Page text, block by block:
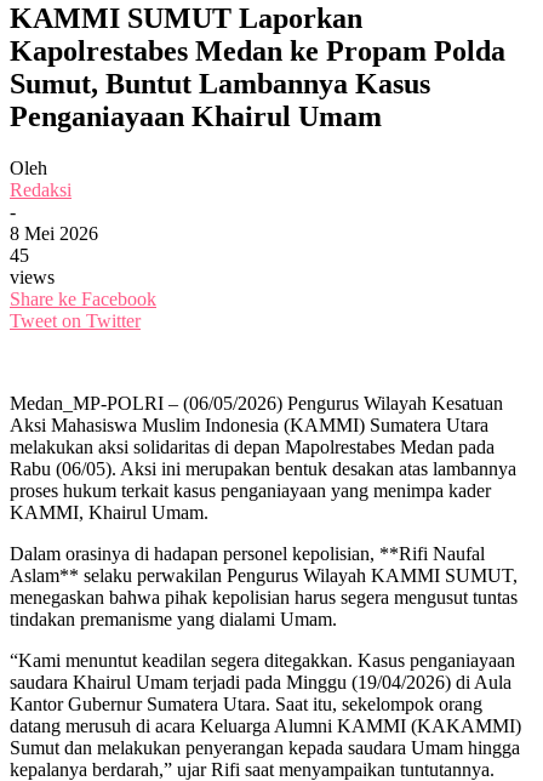
KAMMI SUMUT Laporkan
Kapolrestabes Medan ke Propam Polda
Sumut, Buntut Lambannya Kasus
Penganiayaan Khairul Umam
Oleh
Redaksi
-
8 Mei 2026
45
views
Share ke Facebook
Tweet on Twitter
Medan_MP-POLRI – (06/05/2026) Pengurus Wilayah Kesatuan
Aksi Mahasiswa Muslim Indonesia (KAMMI) Sumatera Utara
melakukan aksi solidaritas di depan Mapolrestabes Medan pada
Rabu (06/05). Aksi ini merupakan bentuk desakan atas lambannya
proses hukum terkait kasus penganiayaan yang menimpa kader
KAMMI, Khairul Umam.
Dalam orasinya di hadapan personel kepolisian, **Rifi Naufal
Aslam** selaku perwakilan Pengurus Wilayah KAMMI SUMUT,
menegaskan bahwa pihak kepolisian harus segera mengusut tuntas
tindakan premanisme yang dialami Umam.
“Kami menuntut keadilan segera ditegakkan. Kasus penganiayaan
saudara Khairul Umam terjadi pada Minggu (19/04/2026) di Aula
Kantor Gubernur Sumatera Utara. Saat itu, sekelompok orang
datang merusuh di acara Keluarga Alumni KAMMI (KAKAMMI)
Sumut dan melakukan penyerangan kepada saudara Umam hingga
kepalanya berdarah,” ujar Rifi saat menyampaikan tuntutannya.